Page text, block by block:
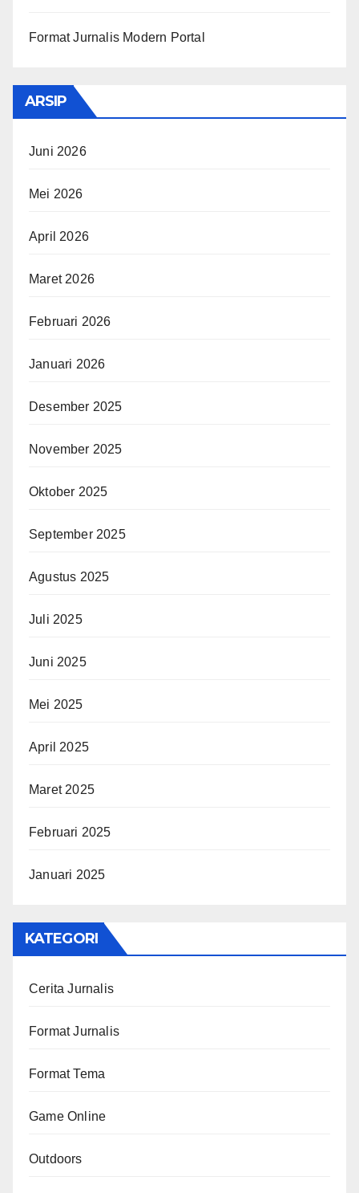
Format Jurnalis Modern Portal
ARSIP
Juni 2026
Mei 2026
April 2026
Maret 2026
Februari 2026
Januari 2026
Desember 2025
November 2025
Oktober 2025
September 2025
Agustus 2025
Juli 2025
Juni 2025
Mei 2025
April 2025
Maret 2025
Februari 2025
Januari 2025
KATEGORI
Cerita Jurnalis
Format Jurnalis
Format Tema
Game Online
Outdoors